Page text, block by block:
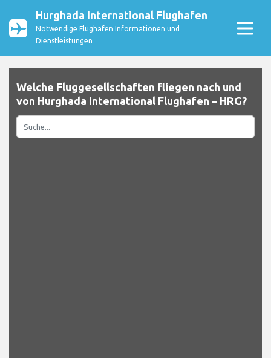
Hurghada International Flughafen
Notwendige Flughafen Informationen und
Dienstleistungen
Welche Fluggesellschaften fliegen nach und
von Hurghada International Flughafen – HRG?